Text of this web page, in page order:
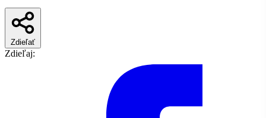
Zdieľať
Zdieľaj: